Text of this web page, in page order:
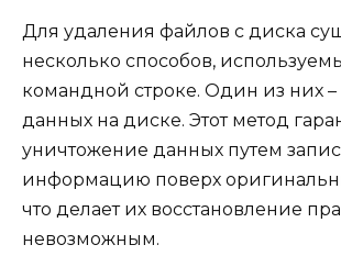
Для удаления файлов с диска
несколько способов,
командной строке. Один из них –
данных на диске. Этот метод
уничтожение данных путем
информацию поверх
что делает их восстановление
невозможным.